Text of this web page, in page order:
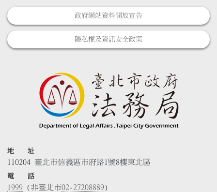
政府網站資料開放宣告
隱私權及資訊安全政策
地 址
110204 臺北市信義區市府路1號8樓東北區
電 話
1999 (非臺北市02-27208889)